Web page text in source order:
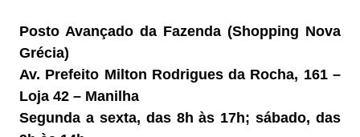
Posto Avançado da Fazenda (Shopping Nova
Grécia)
Av. Prefeito Milton Rodrigues da Rocha, 161 –
Loja 42 – Manilha
Segunda a sexta, das 8h às 17h; sábado, das